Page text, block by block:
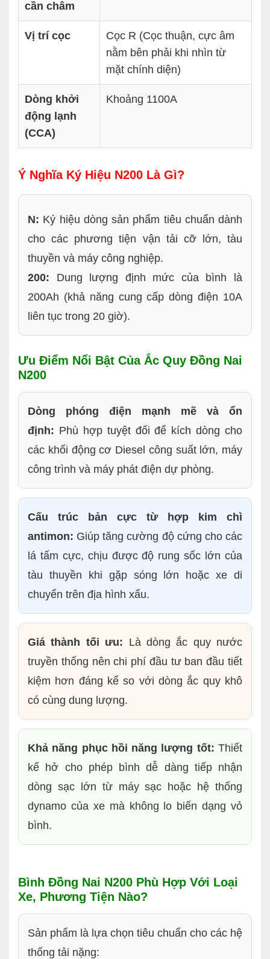
cần châm
Vị trí cọc
Cọc R (Cọc thuận, cực âm
nằm bên phải khi nhìn từ
mặt chính diện)
Dòng khởi
động lạnh
(CCA)
Khoảng 1100A
Ý Nghĩa Ký Hiệu N200 Là Gì?
N: Ký hiệu dòng sản phẩm tiêu chuẩn dành
cho các phương tiện vận tải cỡ lớn, tàu
thuyền và máy công nghiệp.
200: Dung lượng định mức của bình là
200Ah (khả năng cung cấp dòng điện 10A
liên tục trong 20 giờ).
Ưu Điểm Nổi Bật Của Ắc Quy Đồng Nai
N200
Dòng phóng điện mạnh mẽ và ổn
định: Phù hợp tuyệt đối để kích dòng cho
các khối động cơ Diesel công suất lớn, máy
công trình và máy phát điện dự phòng.
Cấu trúc bản cực từ hợp kim chì
antimon: Giúp tăng cường độ cứng cho các
lá tấm cực, chịu được độ rung sốc lớn của
tàu thuyền khi gặp sóng lớn hoặc xe di
chuyển trên địa hình xấu.
Giá thành tối ưu: Là dòng ắc quy nước
truyền thống nên chi phí đầu tư ban đầu tiết
kiệm hơn đáng kể so với dòng ắc quy khô
có cùng dung lượng.
Khả năng phục hồi năng lượng tốt: Thiết
kế hở cho phép bình dễ dàng tiếp nhận
dòng sạc lớn từ máy sạc hoặc hệ thống
dynamo của xe mà không lo biến dạng vỏ
bình.
Bình Đồng Nai N200 Phù Hợp Với Loại
Xe, Phương Tiện Nào?
Sản phẩm là lựa chọn tiêu chuẩn cho các hệ
thống tải nặng: